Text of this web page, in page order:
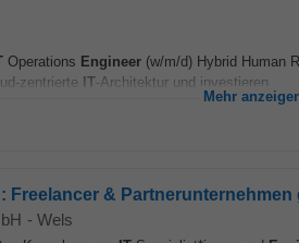
Operations Engineer (w/m/d) Hybrid Human
zentrierte IT-Architektur und investieren...
Mehr
Freelancer & Partnerunternehmen
- Wels